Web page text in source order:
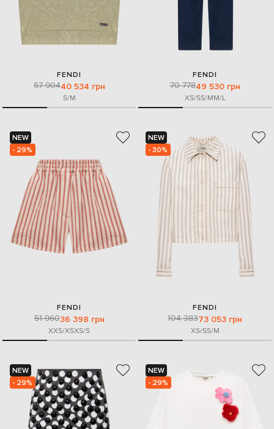
FENDI
57 90440 534 грн
S/M
FENDI
70 77849 530 грн
XS/SS/MM/L
NEW
- 29%
FENDI
51 96036 398 грн
XXS/XSXS/S
NEW
- 30%
FENDI
104 38373 053 грн
XS/SS/M
NEW
- 29%
NEW
- 29%